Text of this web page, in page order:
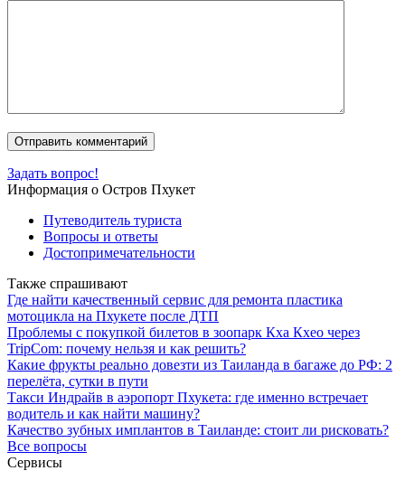
Задать вопрос!
Информация о Остров Пхукет
Путеводитель туриста
Вопросы и ответы
Достопримечательности
Также спрашивают
Где найти качественный сервис для ремонта пластика
мотоцикла на Пхукете после ДТП
Проблемы с покупкой билетов в зоопарк Кха Кхео через
TripCom: почему нельзя и как решить?
Какие фрукты реально довезти из Таиланда в багаже до РФ: 2
перелёта, сутки в пути
Такси Индрайв в аэропорт Пхукета: где именно встречает
водитель и как найти машину?
Качество зубных имплантов в Таиланде: стоит ли рисковать?
Все вопросы
Сервисы